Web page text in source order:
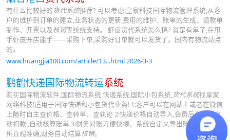
有什么比较好的 货代系统推荐? 可以考虑:皇家科技国际物流管理系统,从客
户的维护到订单的建立,业务状态的更新,费用的维护、账单的生成、请款单
制作、开票以及核销等统统支持。 虾皮货代系统怎么搞? 就是有单了,在甩
手虾皮开店能手——采购下单,采购好订单就可以发货了。国内有物流站点
的。
www.huangjia100.com/article/13...html 2026-3-3
鹏鹤快递国际物流转运系统
购买国际物流软件,国际物流系统,快递系统,国际小包系统,货代系统找皇家
网络科技!适用于国际快递和小包货代业务! 1:客户可以在网站上或者在微信
上随时自主查价格、查转单、查轨迹 2:快递价格自动导入,会员后台充值自
动扣款 ,自动核算账单 3:财务对账方便快捷、系统自定义导出账单。毛利分
析直观准确,财务自动结算核销。